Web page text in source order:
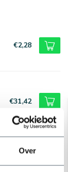
Over
€2,28
€31,42
€2,61